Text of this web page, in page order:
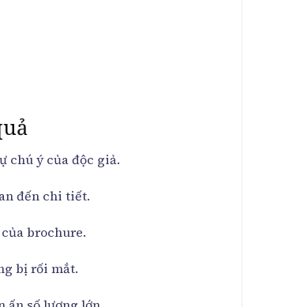
chú ý của độc giả.
đến chi tiết.
brochure.
bị rối mắt.